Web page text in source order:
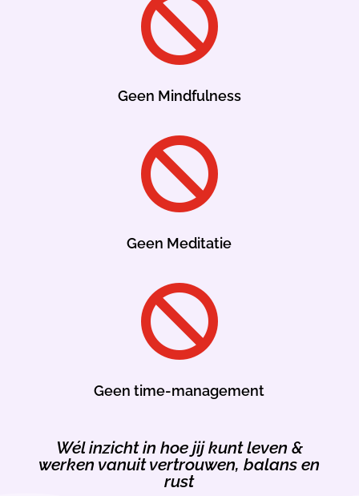

Geen Mindfulness

Geen Meditatie

Geen time-management
Wél inzicht in hoe jij kunt leven &
werken vanuit vertrouwen, balans en
rust